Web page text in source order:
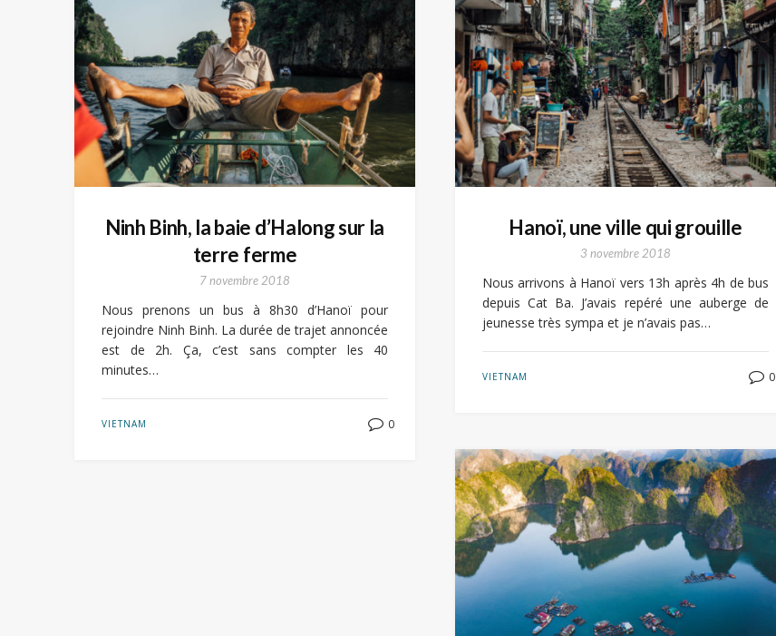
Ninh Binh, la baie d’Halong sur la
terre ferme
7 novembre 2018
Nous prenons un bus à 8h30 d’Hanoï pour
rejoindre Ninh Binh. La durée de trajet annoncée
est de 2h. Ça, c’est sans compter les 40
minutes…
VIETNAM 0
Hanoï, une ville qui grouille
3 novembre 2018
Nous arrivons à Hanoï vers 13h après 4h de bus
depuis Cat Ba. J’avais repéré une auberge de
jeunesse très sympa et je n’avais pas…
VIETNAM 0